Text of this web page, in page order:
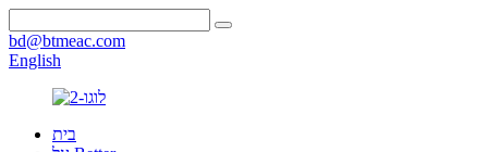
bd@btmeac.com
English
בית